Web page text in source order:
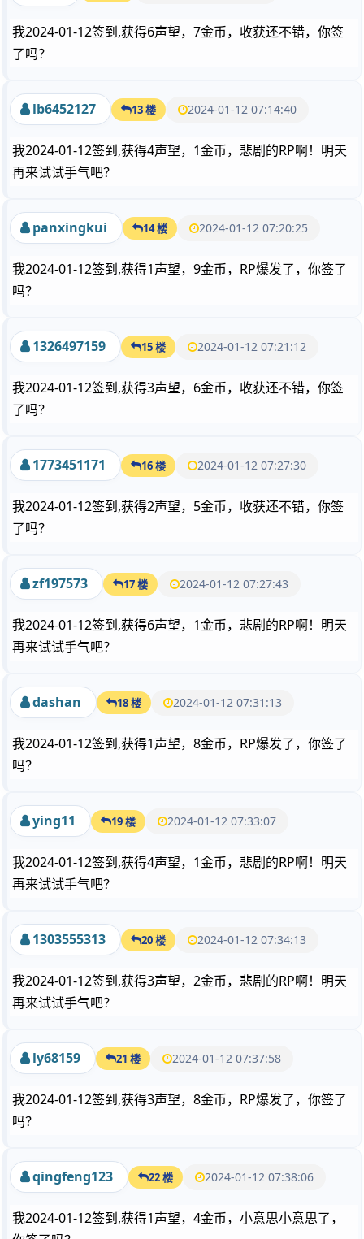
我2024-01-12签到,获得6声望，7金币，收获还不错，你签
了吗？
lb6452127 13 楼 2024-01-12 07:14:40
我2024-01-12签到,获得4声望，1金币，悲剧的RP啊！明天
再来试试手气吧？
panxingkui 14 楼 2024-01-12 07:20:25
我2024-01-12签到,获得1声望，9金币，RP爆发了，你签了
吗？
1326497159 15 楼 2024-01-12 07:21:12
我2024-01-12签到,获得3声望，6金币，收获还不错，你签
了吗？
1773451171 16 楼 2024-01-12 07:27:30
我2024-01-12签到,获得2声望，5金币，收获还不错，你签
了吗？
zf197573 17 楼 2024-01-12 07:27:43
我2024-01-12签到,获得6声望，1金币，悲剧的RP啊！明天
再来试试手气吧？
dashan 18 楼 2024-01-12 07:31:13
我2024-01-12签到,获得1声望，8金币，RP爆发了，你签了
吗？
ying11 19 楼 2024-01-12 07:33:07
我2024-01-12签到,获得4声望，1金币，悲剧的RP啊！明天
再来试试手气吧？
1303555313 20 楼 2024-01-12 07:34:13
我2024-01-12签到,获得3声望，2金币，悲剧的RP啊！明天
再来试试手气吧？
ly68159 21 楼 2024-01-12 07:37:58
我2024-01-12签到,获得3声望，8金币，RP爆发了，你签了
吗？
qingfeng123 22 楼 2024-01-12 07:38:06
我2024-01-12签到,获得1声望，4金币，小意思小意思了，